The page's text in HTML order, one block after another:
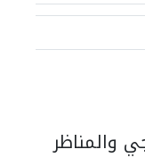
والمناظر